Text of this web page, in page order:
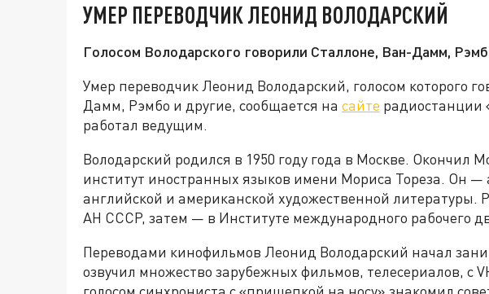
УМЕР ПЕРЕВОДЧИК ЛЕОНИД ВОЛОДАРСКИЙ
Голосом Володарского говорили Сталлоне, Ван-Дамм,
Умер переводчик Леонид Володарский, голосом которого
Дамм, Рэмбо и другие, сообщается на сайте радиостанции
работал ведущим.
Володарский родился в 1950 году года в Москве. Окончил
институт иностранных языков имени Мориса Тореза. Он —
английской и американской художественной литературы.
АН СССР, затем — в Институте международного рабочего
Переводами кинофильмов Леонид Володарский начал
озвучил множество зарубежных фильмов, телесериалов, с